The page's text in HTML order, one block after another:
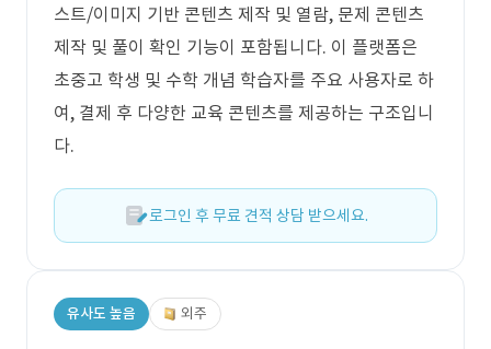
스트/이미지 기반 콘텐츠 제작 및 열람, 문제 콘텐츠
제작 및 풀이 확인 기능이 포함됩니다. 이 플랫폼은
초중고 학생 및 수학 개념 학습자를 주요 사용자로 하
여, 결제 후 다양한 교육 콘텐츠를 제공하는 구조입니
다.
로그인 후 무료 견적 상담 받으세요.
유사도 높음 외주